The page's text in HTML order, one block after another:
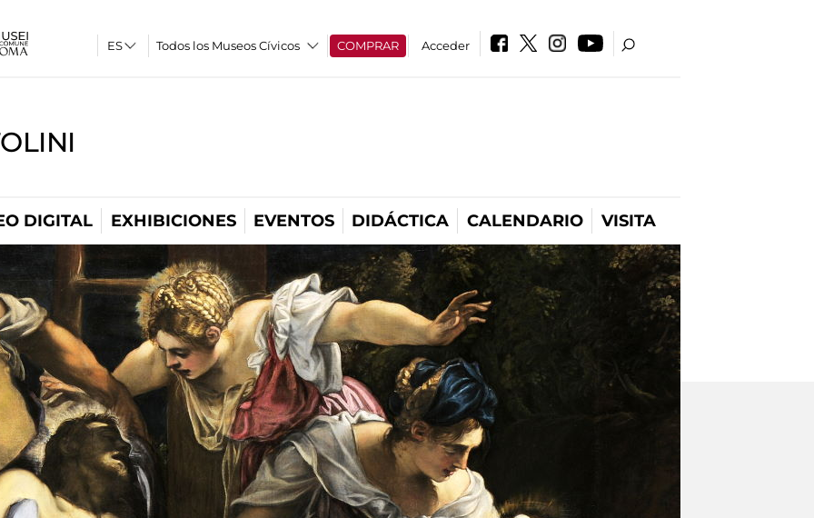
Todos los Museos Cívicos COMPRAR Acceder
DIGITAL EXHIBICIONES EVENTOS DIDÁCTICA CALENDARIO VISITA